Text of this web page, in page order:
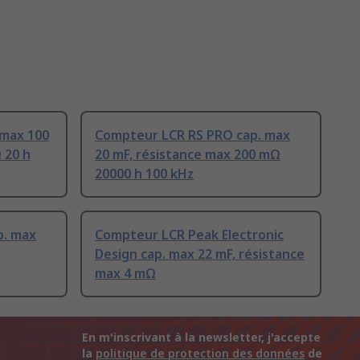
100
20 h
Compteur LCR RS PRO cap. max
20 mF, résistance max 200 mΩ
20000 h 100 kHz
max
Compteur LCR Peak Electronic
Design cap. max 22 mF, résistance
max 4 mΩ
En m'inscrivant à la newsletter, j'accepte
la politique de protection des données de